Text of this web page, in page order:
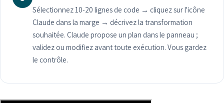
Sélectionnez 10-20 lignes de code → cliquez sur l'icône
Claude dans la marge → décrivez la transformation
souhaitée. Claude propose un plan dans le panneau ;
validez ou modifiez avant toute exécution. Vous gardez
le contrôle.